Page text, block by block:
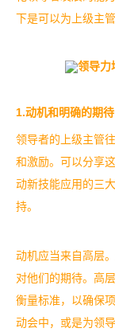
下是可以为上级主
1.动机和明确的期待
领导者的上级主管
和激励。可以分享
动新技能应用的三
持。
动机应当来自高层
对他们的期待。高
衡量标准，以确保
动会中，或是为领